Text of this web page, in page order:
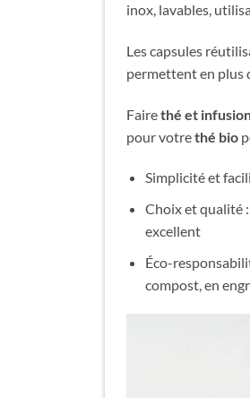
inox, lavables,
Les capsules
permettent en plus
Fairethé et
pour votrethé bio
Simplicité et
Choix et qualité
excellent
Éco-
compost, en